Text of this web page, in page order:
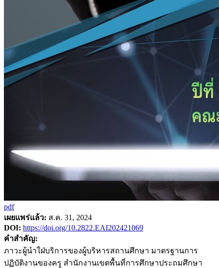
pdf
เผยแพร่แล้ว: ส.ค. 31, 2024
DOI: https://doi.org/10.2822.EAI202421069
คำสำคัญ:
ภาวะผู้นำใฝ่บริการของผู้บริหารสถานศึกษา มาตรฐานการ
ปฏิบัติงานของครู สำนักงานเขตพื้นที่การศึกษาประถมศึกษา